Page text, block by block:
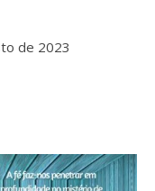
de 2023